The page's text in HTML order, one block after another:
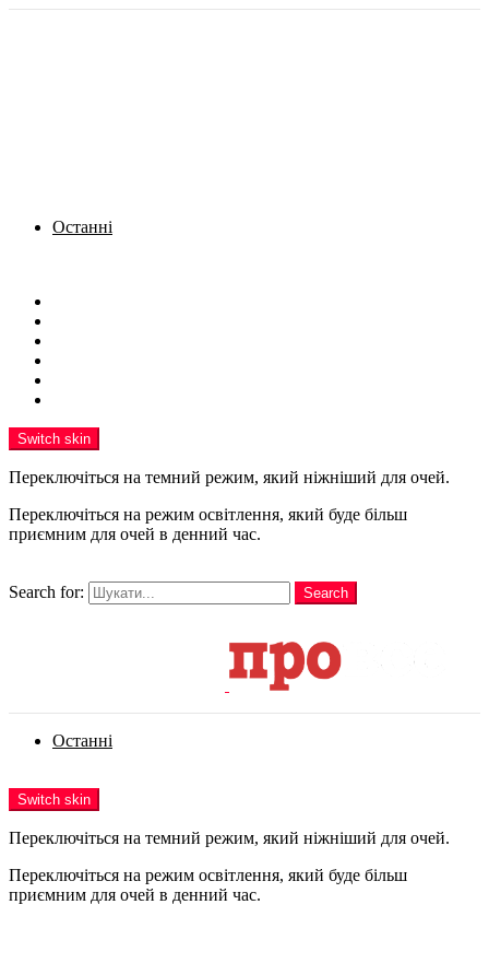
Останні
Switch skin
Переключіться на темний режим, який ніжніший для очей.
Переключіться на режим освітлення, який буде більш
приємним для очей в денний час.
Search for:
Search
Останні
Switch skin
Переключіться на темний режим, який ніжніший для очей.
Переключіться на режим освітлення, який буде більш
приємним для очей в денний час.